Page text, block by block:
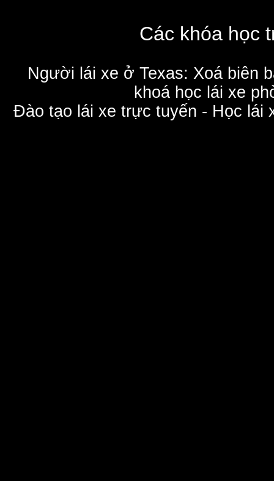
Các khóa học
Người lái xe ở Texas: Xoá biên
khoá học lái xe
Đào tạo lái xe trực tuyến - Học